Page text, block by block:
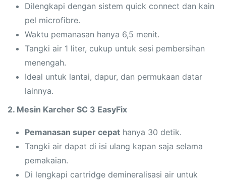
Dilengkapi dengan sistem quick connect dan kain
pel microfibre.
Waktu pemanasan hanya 6,5 menit.
Tangki air 1 liter, cukup untuk sesi pembersihan
menengah.
Ideal untuk lantai, dapur, dan permukaan datar
lainnya.
2. Mesin Karcher SC 3 EasyFix
Pemanasan super cepat hanya 30 detik.
Tangki air dapat di isi ulang kapan saja selama
pemakaian.
Di lengkapi cartridge demineralisasi air untuk